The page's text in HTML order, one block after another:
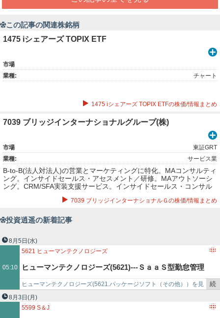
この記事の関連株銘柄
1475 iシェアーズ TOPIX ETF
市場
業種:
チャート
1475 iシェアーズ TOPIX ETFの株価/情報まとめ
7039 ブリッジインターナショナルグループ(株)
市場
東証GRT
業種:
サービス業
B-to-B(法人対法人)の営業とマーケティングに特化。MAコンサルティ
ング。インサイドセールス・アセスメント／研修。MAアウトソーシ
ング。CRM/SFA実装支援サービス。インサイドセールス・コンサル
ービス。営業活動支援ツールなど。7039 ブリッジインターナショナルＧの株価/情報まとめ
投資逍遥の新着記事
8月5日 (水)
05:10
5621 ヒューマンテクノロジーズ
ヒューマンテクノロジーズ(5621)---ＳａａＳ型勤怠管理
システムは前期の課金対象拡大一服。が、中小企業向け
中心に新規顧客積み上がる。
ヒューマンテクノロジーズ(5621.パッケージソフト（その他））を見
ておきます。​​関連日記​​​​​​​まずは、メモ書きです。・買付候補銘柄。・
2…
続
を
8月3日 (月)
5599 S＆J